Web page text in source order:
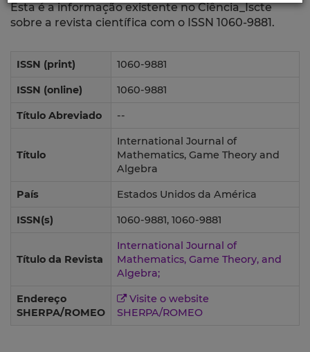
Esta é a informação existente no Ciência_Iscte
sobre a revista científica com o ISSN 1060-9881.
ISSN (print) 1060-9881
ISSN (online) 1060-9881
Título Abreviado --
Título
International Journal of
Mathematics, Game Theory and
Algebra
País Estados Unidos da América
ISSN(s) 1060-9881, 1060-9881
Título da Revista
International Journal of
Mathematics, Game Theory, and
Algebra;
Endereço
SHERPA/ROMEO
Visite o website
SHERPA/ROMEO